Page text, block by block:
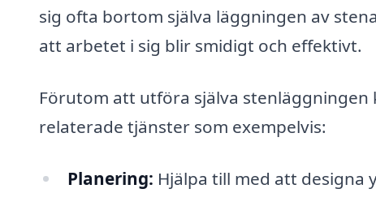
sig ofta bortom själva läggningen av
att arbetet i sig blir smidigt och effektivt.
Förutom att utföra själva
relaterade tjänster som exempelvis:
Planering: Hjälpa till med att designa